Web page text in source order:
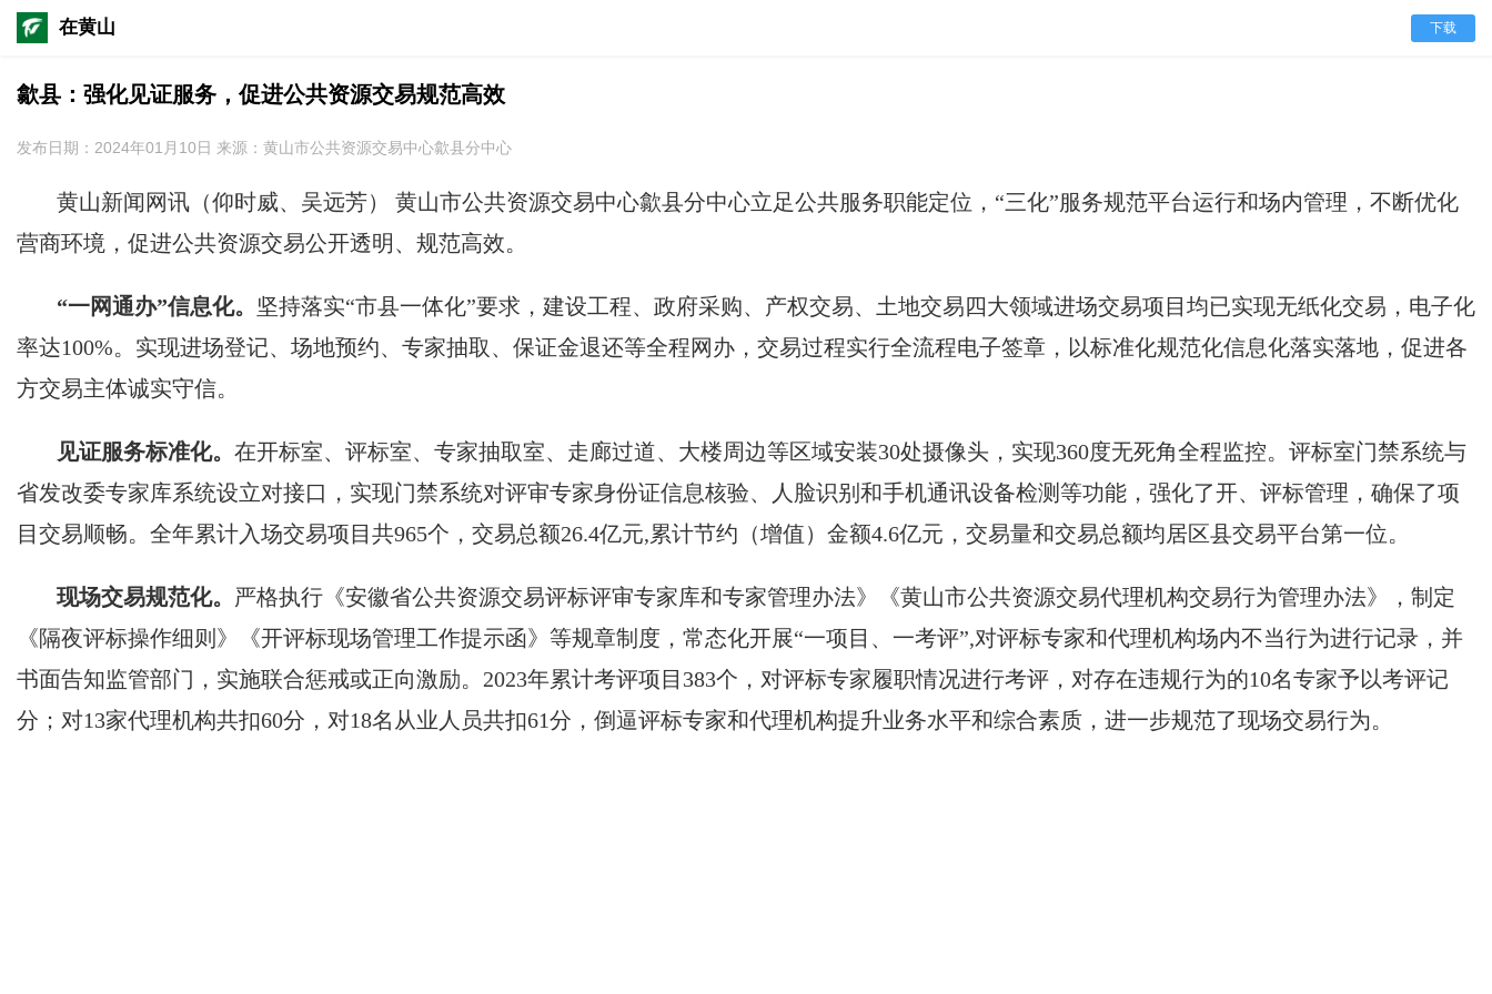
在黄山 下载
歙县：强化见证服务，促进公共资源交易规范高效
发布日期：2024年01月10日 来源：黄山市公共资源交易中心歙县分中心
黄山新闻网讯（仰时威、吴远芳） 黄山市公共资源交易中心歙县分中心立足公共服务职能定位，“三化”服务规范平台运行和场内管理，不断优化
营商环境，促进公共资源交易公开透明、规范高效。
“一网通办”信息化。 坚持落实“市县一体化”要求，建设工程、政府采购、产权交易、土地交易四大领域进场交易项目均已实现无纸化交易，电子化
率达100%。实现进场登记、场地预约、专家抽取、保证金退还等全程网办，交易过程实行全流程电子签章，以标准化规范化信息化落实落地，促进各
方交易主体诚实守信。
见证服务标准化。 在开标室、评标室、专家抽取室、走廊过道、大楼周边等区域安装30处摄像头，实现360度无死角全程监控。评标室门禁系统与
省发改委专家库系统设立对接口，实现门禁系统对评审专家身份证信息核验、人脸识别和手机通讯设备检测等功能，强化了开、评标管理，确保了项
目交易顺畅。全年累计入场交易项目共965个，交易总额26.4亿元,累计节约（增值）金额4.6亿元，交易量和交易总额均居区县交易平台第一位。
现场交易规范化。 严格执行《安徽省公共资源交易评标评审专家库和专家管理办法》《黄山市公共资源交易代理机构交易行为管理办法》，制定
《隔夜评标操作细则》《开评标现场管理工作提示函》等规章制度，常态化开展“一项目、一考评”,对评标专家和代理机构场内不当行为进行记录，并
书面告知监管部门，实施联合惩戒或正向激励。2023年累计考评项目383个，对评标专家履职情况进行考评，对存在违规行为的10名专家予以考评记
分；对13家代理机构共扣60分，对18名从业人员共扣61分，倒逼评标专家和代理机构提升业务水平和综合素质，进一步规范了现场交易行为。